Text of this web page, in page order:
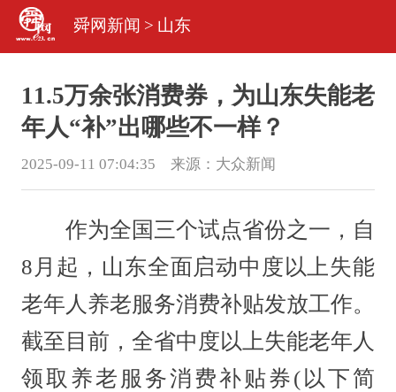
舜网新闻 > 山东
11.5万余张消费券，为山东失能老
年人“补”出哪些不一样？
2025-09-11 07:04:35 来源： 大众新闻
作为全国三个试点省份之一，自
8月起，山东全面启动中度以上失能
老年人养老服务消费补贴发放工作。
截至目前，全省中度以上失能老年人
领取养老服务消费补贴券(以下简